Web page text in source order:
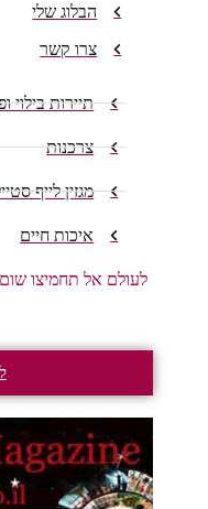
הבלוג שלי
צרו קשר
תיירות בילוי
צרכנות
מגזין לייף
איכות חיים
לעולם אל תחמיצו